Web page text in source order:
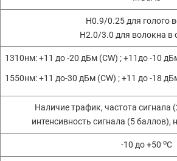
H0.9/0.25 для голого
H2.0/3.0 для волокна в
1310нм: +11 до -20 дБм (CW) ; +11до -10
1550нм: +11 до-30 дБм (CW) ; +11 до -18
Наличие трафик, частота сигнала
интенсивность сигнала (5 баллов),
-10 до +50 оС